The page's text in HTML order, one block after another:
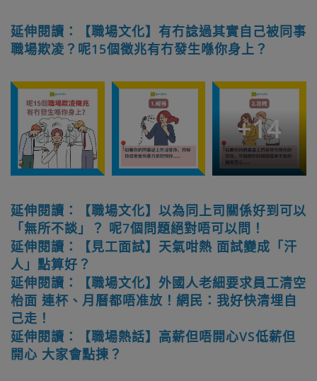
延伸閱讀：【職場文化】有冇諗過其實自己被同事
職場欺凌？呢15個徵兆有冇發生喺你身上？
+14
延伸閱讀：【職場文化】以為同上司關係好到可以
「無所不談」？ 呢7個問題絕對唔可以問！
延伸閱讀：【見工面試】天氣咁熱 面試變成「汗
人」點算好？
延伸閱讀：【職場文化】外國人老細要求員工清空
枱面 連杯、月曆都唔准放！網民：我好快清埋自
己走！
延伸閱讀：【職場熱話】高薪但唔開心VS低薪但
開心 大家會點揀？